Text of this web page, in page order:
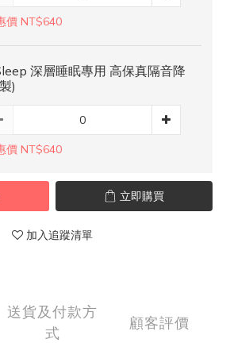
價 NT$640
深層睡眠專用 高保真隔音降
)
價 NT$640
立即購買
加入追蹤清單
送貨及付款方
式
顧客評價